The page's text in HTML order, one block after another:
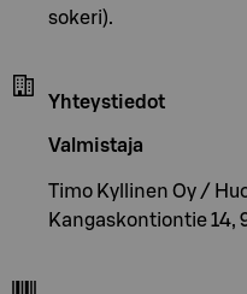
sokeri).
Yhteystiedot
Valmistaja
Timo Kyllinen Oy /
Kangaskontiontie 14,